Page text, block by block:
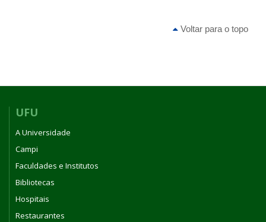
Voltar para o topo
UFU
A Universidade
Campi
Faculdades e Institutos
Bibliotecas
Hospitais
Restaurantes